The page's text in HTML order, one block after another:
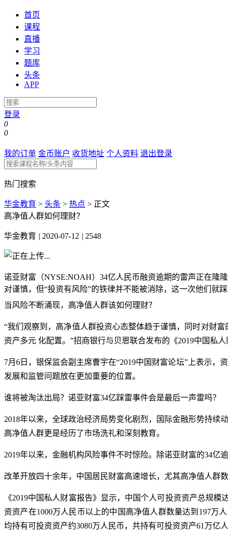
首页
课程
直播
学习
题库
头条
APP
登录
0
0
我的订单 金币账户 收货地址 个人资料 退出登录
热门搜索
华金教育 > 头条 > 热点 > 正文
高净值人群如何理财？
华金教育 | 2020-07-12 | 2548
诺亚财富（NYSE:NOAH）34亿人民币融资逾期的雷声正在隆
对谨慎，但“投资有风险”的铁律并不能被消除，这一次他们就踩
当风险不断涌现，高净值人群该如何理财？
“我们观察到，高净值人群投资心态整体趋于谨慎，同时对财
资产多元 化配置。”招商银行与贝恩联合发布的《2019中国私
7月6日，银保监会副主席曹宇在“2019中国财富论坛”上表示
发展和监管问题放在更加重要的位置。
谁将被淘汰出局？诺亚财富34亿踩雷事件会是最后一声雷吗？
2018年以来，全球政治经济局势变化剧烈，国际金融形势持
高净值人群更是经历了市场洗礼和深刻教育。
2019年以来，金融机构风险事件不时惊险。除诺亚财富的34亿
改革开放四十余年，中国居民财富高速增长，尤其高净值人群
《2019中国私人财富报告》显示，中国个人可投资资产总规
资资产在1000万人民币以上的中国高净值人群数量达到197万
均持有可投资资产约3080万人民币，共持有可投资资产61万亿